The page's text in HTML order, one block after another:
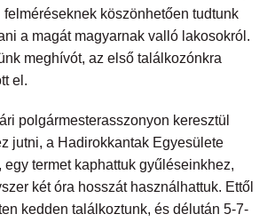
köszönhetően tudtunk
a magát magyarnak valló lakosokról.
meghívót, az első találkozónkra
el.
polgármesterasszonyon keresztül
jutni, a Hadirokkantak Egyesülete
termet kaphattuk gyűléseinkhez,
két óra hosszát használhattuk. Ettől
kedden találkoztunk, és délután 5-7-